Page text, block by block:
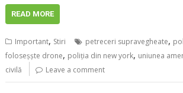
READ MORE
Important, Stiri petreceri supravegheate,
foloseșște drone, poliția din new york, uniunea
civilă
Leave a comment